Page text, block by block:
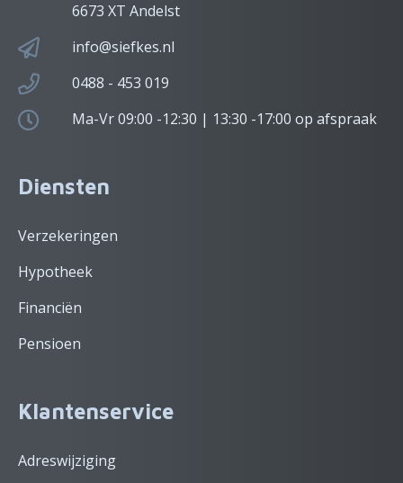
6673 XT Andelst
info@siefkes.nl
0488 - 453 019
Ma-Vr 09:00 -12:30 | 13:30 -17:00 op afspraak
Diensten
Verzekeringen
Hypotheek
Financiën
Pensioen
Klantenservice
Adreswijziging